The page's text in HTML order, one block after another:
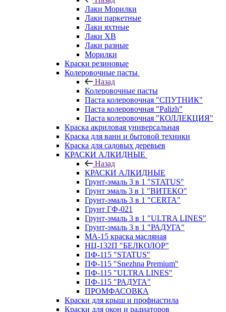
Лаки Морилки
Лаки паркетные
Лаки яхтные
Лаки ХВ
Лаки разные
Морилки
Краски резиновые
Колеровочные пасты
Назад
Колеровочные пасты
Паста колеровочная "СПУТНИК"
Паста колеровочная "Palizh"
Паста колеровочная "КОЛЛЕКЦИЯ"
Краска акриловая универсальная
Краска для ванн и бытовой техники
Краска для садовых деревьев
КРАСКИ АЛКИДНЫЕ
Назад
КРАСКИ АЛКИДНЫЕ
Грунт-эмаль 3 в 1 "STATUS"
Грунт эмаль 3 в 1 "ВИТЕКО"
Грунт-эмаль 3 в 1 "CERTA"
Грунт ГФ-021
Грунт-эмаль 3 в 1 "ULTRA LINES"
Грунт-эмаль 3 в 1 "РАДУГА"
МА-15 краска масляная
НЦ-132П "БЕЛКОЛОР"
ПФ-115 "STATUS"
ПФ-115 "Snezhna Premium"
ПФ-115 "ULTRA LINES"
ПФ-115 "РАДУГА"
ПРОМФАСОВКА
Краски для крыш и профнастила
Краски для окон и радиаторов